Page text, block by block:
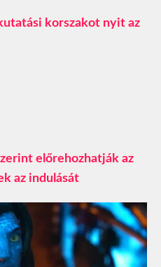
korszakot nyit az
előrehozhatják az
az indulását